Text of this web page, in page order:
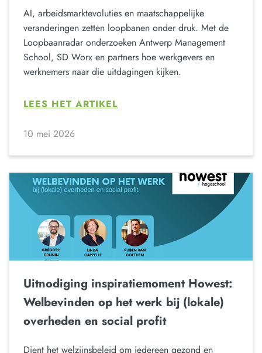
AI, arbeidsmarktevoluties en maatschappelijke
veranderingen zetten loopbanen onder druk. Met de
Loopbaanradar onderzoeken Antwerp Management
School, SD Worx en partners hoe werkgevers en
werknemers naar die uitdagingen kijken.
LEES HET ARTIKEL
10 mei 2026
Uitnodiging inspiratiemoment Howest:
Welbevinden op het werk bij (lokale)
overheden en social profit
Dient het welzijnsbeleid om iedereen gezond en